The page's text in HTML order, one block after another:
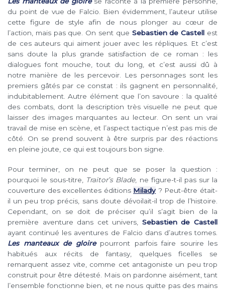
du point de vue de Falcio. Bien évidemment, l’auteur utilise
cette figure de style afin de nous plonger au cœur de
l’action, mais pas que. On sent que Sebastien de Castell est
de ces auteurs qui aiment jouer avec les répliques. Et c’est
sans doute la plus grande satisfaction de ce roman : les
dialogues font mouche, tout du long, et c’est aussi dû à
notre manière de les percevoir. Les personnages sont les
premiers gâtés par ce constat : ils gagnent en personnalité,
indubitablement. Autre élément que l’on savoure : la qualité
des combats, dont la description très visuelle ne peut que
laisser des images marquantes au lecteur. On sent un vrai
travail de mise en scène, et l’aspect tactique n’est pas mis de
côté. On se prend souvent à être surpris par des réactions
en pleine joute, ce qui est toujours bon signe.
Pour terminer, on ne peut que se poser la question :
pourquoi le sous-titre,
Traitor’s Blade, ne figure-t-il pas sur la
couverture des excellentes éditions Milady? Peut-être était-
il un peu trop précis, sans doute dévoilait-il trop de l’histoire.
Cependant, on se doit de préciser qu’il s’agit bien de la
première aventure dans cet univers, Sebastien de Castell
ayant continué les aventures de Falcio dans d’autres tomes.
Les manteaux de gloirepourront parfois faire sourire les
habitués aux récits de fantasy, quelques ficelles se
remarquent assez vite, comme cet antagoniste un peu trop
construit pour être détesté. Mais on pardonne aisément, tant
l’ensemble fonctionne bien, et ne nous quitte pas des mains